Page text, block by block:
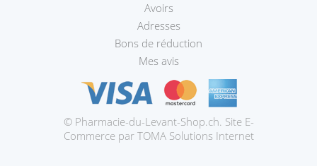
Avoirs
Adresses
Bons de réduction
Mes avis
© Pharmacie-du-Levant-Shop.ch. Site E-
Commerce par TOMA Solutions InternetPrestashop